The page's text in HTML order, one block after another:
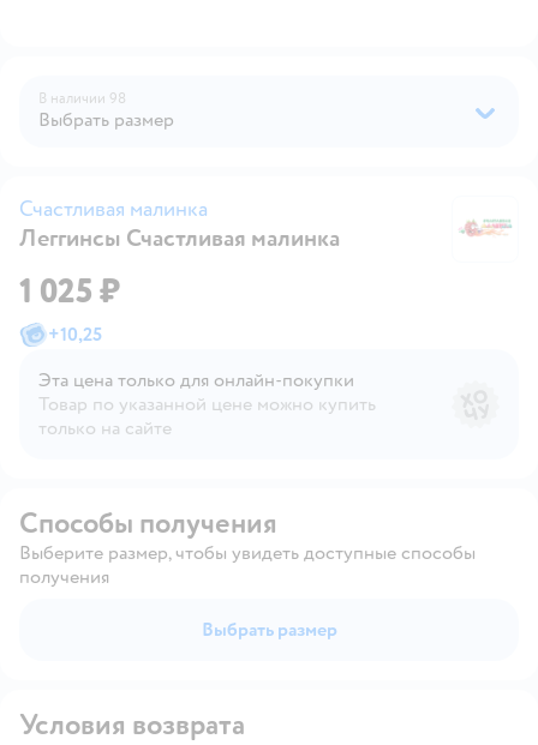
В наличии 98
Выбрать размер
Счастливая малинка
Леггинсы Счастливая малинка
1 025 ₽
+10,25
Эта цена только для онлайн‑покупки
Товар по указанной цене можно купить
только на сайте
Способы получения
Выберите размер, чтобы увидеть доступные способы
получения
Выбрать размер
Условия возврата